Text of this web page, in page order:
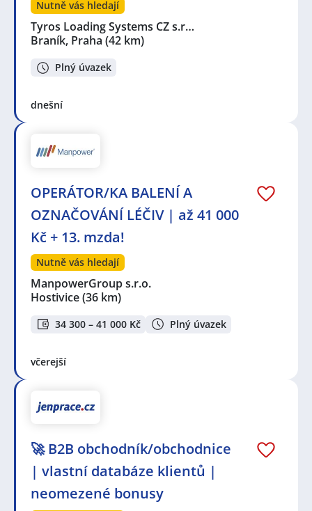
Nutně vás hledají
Tyros Loading Systems CZ s.r…
Braník, Praha (42 km)
Plný úvazek
dnešní
OPERÁTOR/KA BALENÍ A
OZNAČOVÁNÍ LÉČIV | až 41 000
Kč + 13. mzda!
Nutně vás hledají
ManpowerGroup s.r.o.
Hostivice(36 km)
34 300 – 41 000 Kč Plný úvazek
včerejší
🚀 B2B obchodník/obchodnice
| vlastní databáze klientů |
neomezené bonusy